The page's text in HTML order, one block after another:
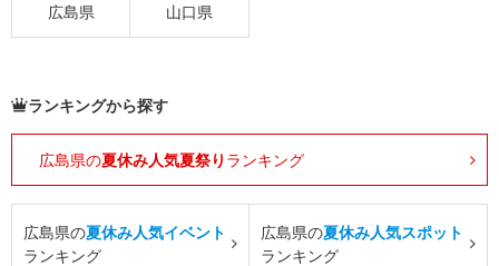
広島県 山口県
ランキングから探す
広島県の夏休み人気夏祭り ランキング
広島県の夏休み人気イベント
ランキング
広島県の夏休み人気スポット
ランキング